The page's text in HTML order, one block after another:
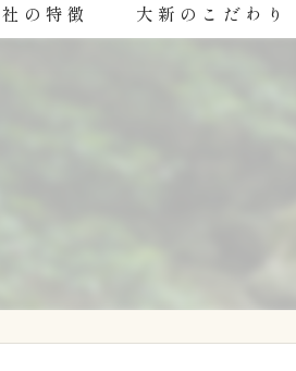
の特徴 大新のこだわり